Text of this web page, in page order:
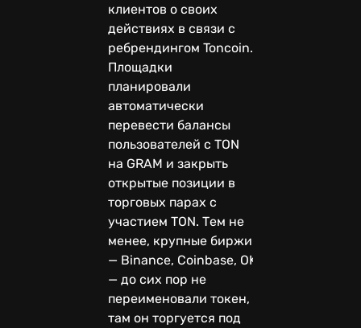
клиентов о своих
действиях в связи с
ребрендингом Toncoin.
Площадки
планировали
автоматически
перевести балансы
пользователей с TON
на GRAM и закрыть
открытые позиции в
торговых парах с
участием TON. Тем не
менее, крупные биржи
— Binance, Coinbase, OKX
— до сих пор не
переименовали токен,
там он торгуется под